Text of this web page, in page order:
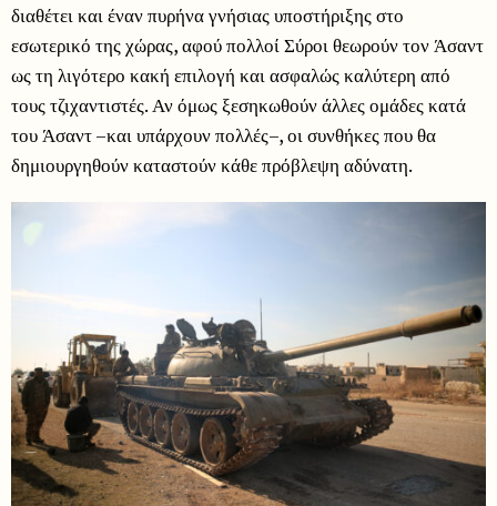
διαθέτει και έναν πυρήνα γνήσιας υποστήριξης στο
εσωτερικό της χώρας, αφού πολλοί Σύροι θεωρούν τον Άσαντ
ως τη λιγότερο κακή επιλογή και ασφαλώς καλύτερη από
τους τζιχαντιστές. Αν όμως ξεσηκωθούν άλλες ομάδες κατά
του Άσαντ –και υπάρχουν πολλές–, οι συνθήκες που θα
δημιουργηθούν καταστούν κάθε πρόβλεψη αδύνατη.